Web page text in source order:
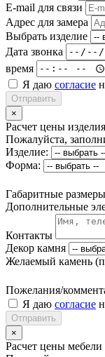
E-mail для связи
Адрес для замера
Выбрать изделие
Дата звонка
время
Я даю согласие
Отправить
×
Расчет цены изделия
Пожалуйста,
Изделие:
Форма:
Габаритные
Дополнительные
Контакты
Декор камня
Желаемый камень
Пожелания/
Я даю согласие
Отправить
×
Расчет цены мебели